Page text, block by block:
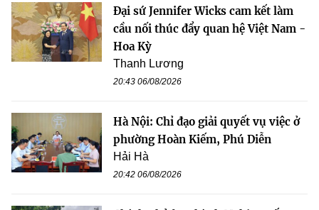
Đại sứ Jennifer Wicks cam kết làm
cầu nối thúc đẩy quan hệ Việt Nam -
Hoa Kỳ
Thanh Lương
20:43 06/08/2026
Hà Nội: Chỉ đạo giải quyết vụ việc ở
phường Hoàn Kiếm, Phú Diễn
Hải Hà
20:42 06/08/2026